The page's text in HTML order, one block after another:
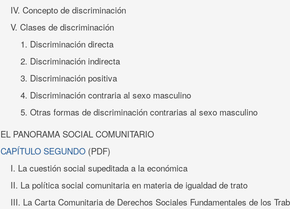
IV. Concepto de discriminación
V. Clases de discriminación
1. Discriminación directa
2. Discriminación indirecta
3. Discriminación positiva
4. Discriminación contraria al sexo masculino
5. Otras formas de discriminación contrarias al sexo masculino
EL PANORAMA SOCIAL COMUNITARIO
CAPÍTULO SEGUNDO (PDF)
I. La cuestión social supeditada a la económica
II. La política social comunitaria en materia de igualdad de trato
III. La Carta Comunitaria de Derechos Sociales Fundamentales de los